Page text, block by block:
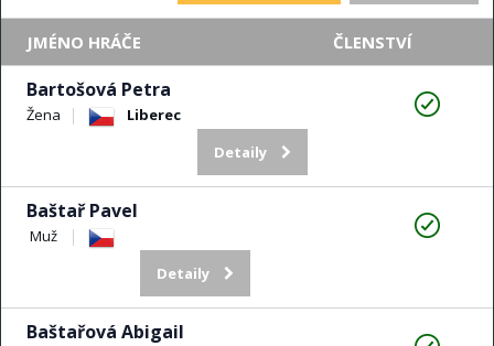
JMÉNO HRÁČE ČLENSTVÍ
Bartošová Petra
Žena
Liberec
Detaily
Baštař Pavel
Muž
Detaily
Baštařová Abigail